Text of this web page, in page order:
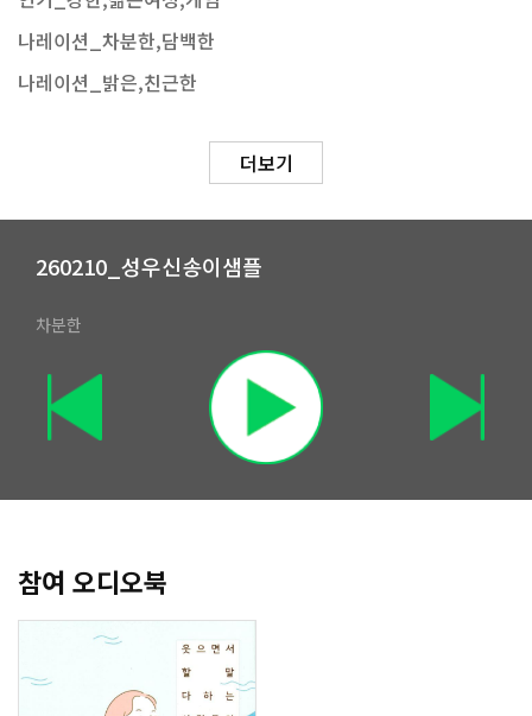
260210_성우신송이샘플
차분한
나레이션_차분한,담백한
나레이션_밝은,친근한
더보기
참여 오디오북